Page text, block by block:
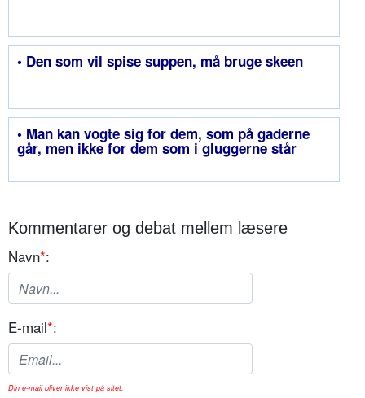
• Den som vil spise suppen, må bruge skeen
• Man kan vogte sig for dem, som på gaderne
går, men ikke for dem som i gluggerne står
Kommentarer og debat mellem læsere
Navn*:
E-mail*:
Din e-mail bliver ikke vist på sitet.